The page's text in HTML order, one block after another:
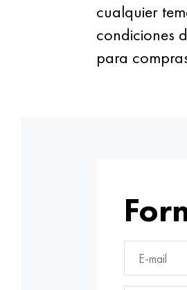
cualquier
condiciones
para